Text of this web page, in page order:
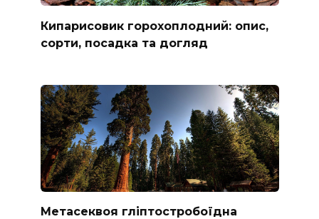
Кипарисовик горохоплодний: опис,
сорти, посадка та догляд
Метасеквоя гліптостробоїдна